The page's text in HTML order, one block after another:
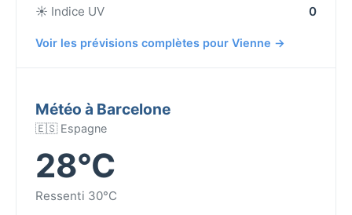
☀️ Indice UV 0
Voir les prévisions complètes pour Vienne →
Météo à Barcelone
🇪🇸 Espagne
28°C
Ressenti 30°C